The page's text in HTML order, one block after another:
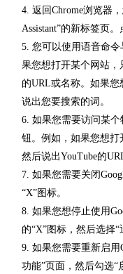
4. 返回Chrome浏览器
Assistant”的新标签页
5. 您可以使用语音命令
果您想打开某个网站，
的URL或名称。如果您
说出您要搜索的词。
6. 如果您需要访问某
钮。例如，如果您想打
然后说出YouTube的
7. 如果您需要关闭
“X”图标。
8. 如果您想停止使用
的“X”图标，然后选择“
9. 如果您需要重新启用
功能”页面，然后勾选“